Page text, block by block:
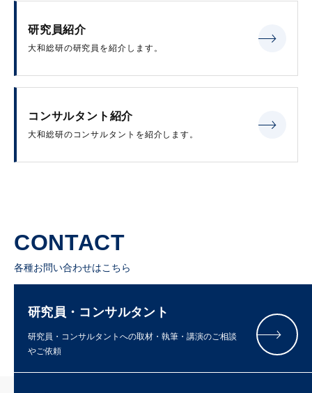
研究員紹介
大和総研の研究員を紹介します。
コンサルタント紹介
大和総研のコンサルタントを紹介します。
CONTACT
各種お問い合わせはこちら
研究員・コンサルタント
研究員・コンサルタントへの取材・執筆・講演のご相談
やご依頼